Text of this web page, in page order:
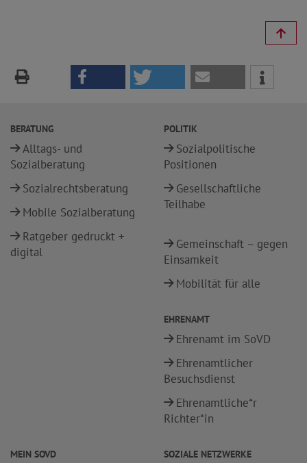
BERATUNG
Alltags- und
Sozialberatung
Sozialrechtsberatung
Mobile Sozialberatung
Ratgeber gedruckt +
digital
POLITIK
Sozialpolitische
Positionen
Gesellschaftliche
Teilhabe
Gemeinschaft – gegen
Einsamkeit
Mobilität für alle
EHRENAMT
Ehrenamt im SoVD
Ehrenamtlicher
Besuchsdienst
Ehrenamtliche*r
Richter*in
MEIN SOVD SOZIALE NETZWERKE